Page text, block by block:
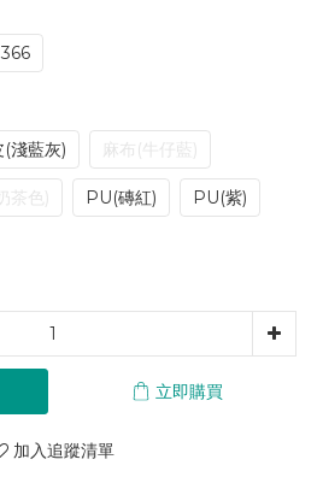
淺藍灰) 麻布(牛仔藍)
茶色) PU(磚紅) PU(紫)
立即購買
加入追蹤清單